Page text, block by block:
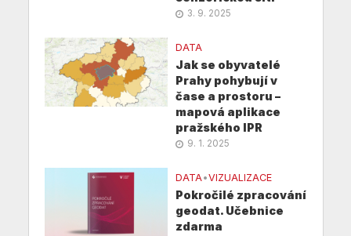
3. 9. 2025
DATA
Jak se obyvatelé
Prahy pohybují v
čase a prostoru –
mapová aplikace
pražského IPR
9. 1. 2025
DATA•VIZUALIZACE
Pokročilé zpracování
geodat. Učebnice
zdarma